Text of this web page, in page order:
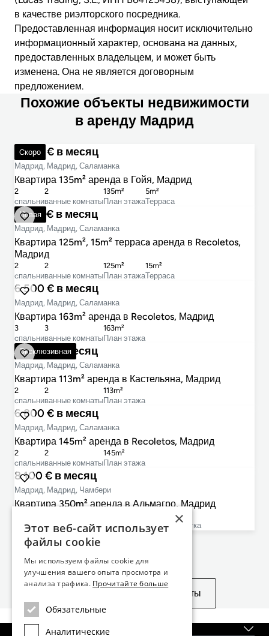
в качестве риэлторского посредника.
Предоставленная информация носит исключительно
информационный характер, основана на данных,
предоставленных владельцем, и может быть
изменена. Она не является договорным
предложением.
Похожие объекты недвижимости
в аренду Мадрид
Cкоро
4 900 € в месяц
Мадрид, Мадрид, Саламанка
Квартира 135m² аренда в Гойя, Мадрид
cпальни
2
ванные комнаты
2
План этажа
135m²
Терраса
5m²
Новая
6 200 € в месяц
Мадрид, Мадрид, Саламанка
Квартира 125m², 15m² террасa аренда в Recoletos,
Мадрид
cпальни
2
ванные комнаты
2
План этажа
125m²
Терраса
15m²
6 500 € в месяц
Мадрид, Мадрид, Саламанка
Квартира 163m² аренда в Recoletos, Мадрид
cпальни
3
ванные комнаты
3
План этажа
163m²
Эксклюзивная
5 700 € в месяц
Мадрид, Мадрид, Саламанка
Квартира 113m² аренда в Кастельяна, Мадрид
cпальни
2
ванные комнаты
2
План этажа
113m²
6 800 € в месяц
Мадрид, Мадрид, Саламанка
Квартира 145m² аренда в Recoletos, Мадрид
cпальни
2
ванные комнаты
2
План этажа
145m²
8 100 € в месяц
Мадрид, Мадрид, Чамбери
Квартира 350m² аренда в Альмагро, Мадрид
cпальниванные комнаты План этажа размер участка
Не нашли то, что искали?
Посмотреть похожие объекты
×
Этот веб-сайт использует
файлы cookie
Мы используем файлы cookie для
улучшения вашего опыта просмотра и
анализа трафика. Прочитайте больше
Обязательные
Аналитические